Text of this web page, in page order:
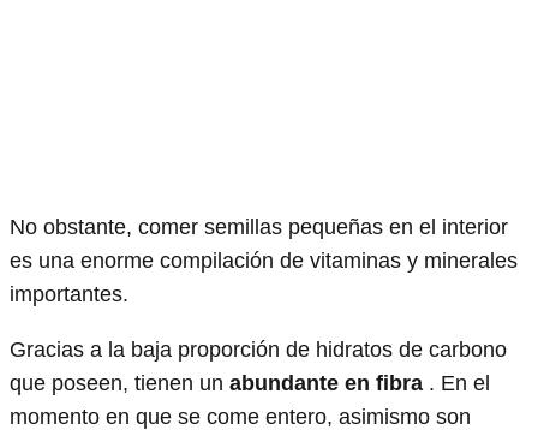
No obstante, comer semillas pequeñas en el interior
es una enorme compilación de vitaminas y minerales
importantes.
Gracias a la baja proporción de hidratos de carbono
que poseen, tienen un abundante en fibra . En el
momento en que se come entero, asimismo son